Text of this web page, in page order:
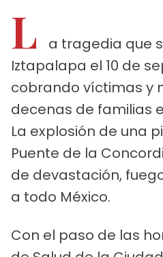
L
a tragedia que
Iztapalapa el 10 de
cobrando víctimas y
decenas de familias
La explosión de una
Puente de la
de devastación,
a todo México.
Con el paso de las